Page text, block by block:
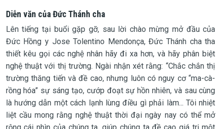
Diễn văn của Đức Thánh cha
Lên tiếng tại buổi gặp gỡ, sau lời chào mừng mở đầu của
Đức Hồng y Jose Tolentino Mendonça, Đức Thánh cha tha
thiết kêu gọi các nghệ nhân hãy đi xa hơn, và hãy phân biệt
nghệ thuật với thị trường. Ngài nhận xét rằng: “Chắc chắn thị
trường thăng tiến và đề cao, nhưng luôn có nguy cơ “ma-cà-
rồng hóa” sự sáng tạo, cướp đoạt sự hồn nhiên, và sau cùng
là hướng dẫn một cách lạnh lùng điều gì phải làm... Tôi nhiệt
liệt cầu mong rằng nghệ thuật thời đại ngày nay có thể mở